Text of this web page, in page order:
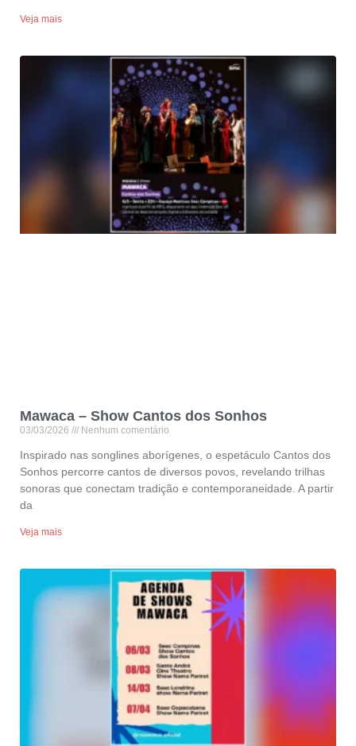
Veja mais
Mawaca – Show Cantos dos Sonhos
03/03/2026 Nenhum comentário
Inspirado nas songlines aborígenes, o espetáculo Cantos dos
Sonhos percorre cantos de diversos povos, revelando trilhas
sonoras que conectam tradição e contemporaneidade. A partir
da
Veja mais